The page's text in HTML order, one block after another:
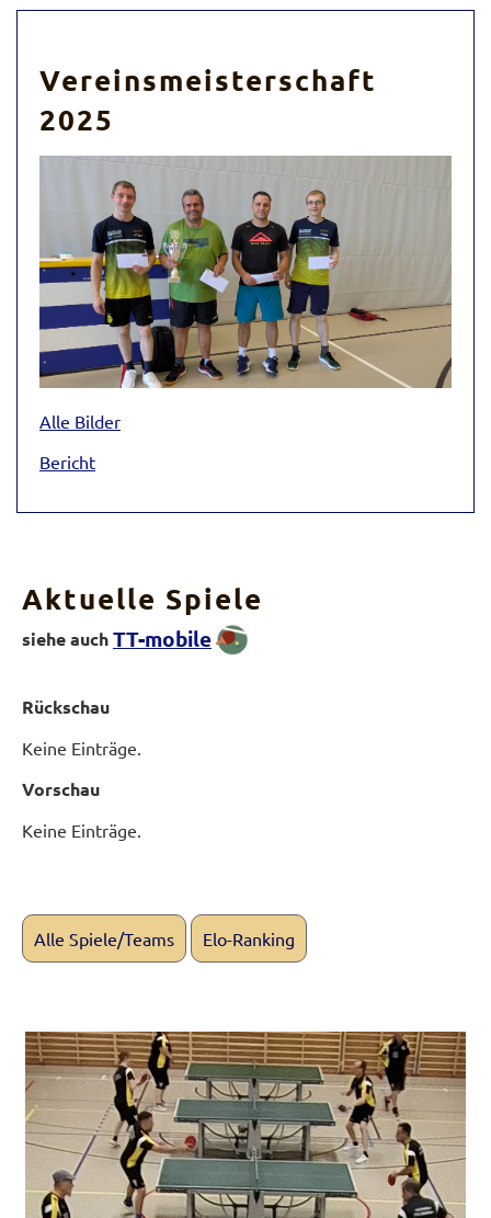
Vereinsmeisterschaft
2025
Alle Bilder
Bericht
Aktuelle Spiele
siehe auchTT-mobile
Rückschau
Keine Einträge.
Vorschau
Keine Einträge.
Alle Spiele/Teams Elo-Ranking